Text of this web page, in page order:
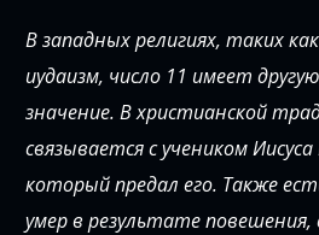
В западных религиях, таких
иудаизм, число 11 имеет
значение. В христианской
связывается с учеником
который предал его. Также
умер в результате повешения,